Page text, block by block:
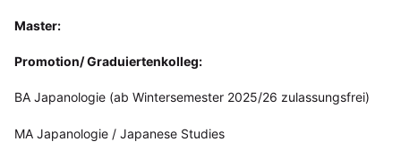
Master:
Promotion/ Graduiertenkolleg:
BA Japanologie (ab Wintersemester 2025/26 zulassungsfrei)
MA Japanologie / Japanese Studies